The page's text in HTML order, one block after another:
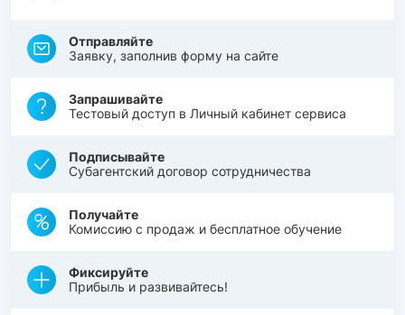
Отправляйте
Заявку, заполнив форму на сайте
Запрашивайте
Тестовый доступ в Личный кабинет сервиса
Подписывайте
Субагентский договор сотрудничества
Получайте
Комиссию с продаж и бесплатное обучение
Фиксируйте
Прибыль и развивайтесь!